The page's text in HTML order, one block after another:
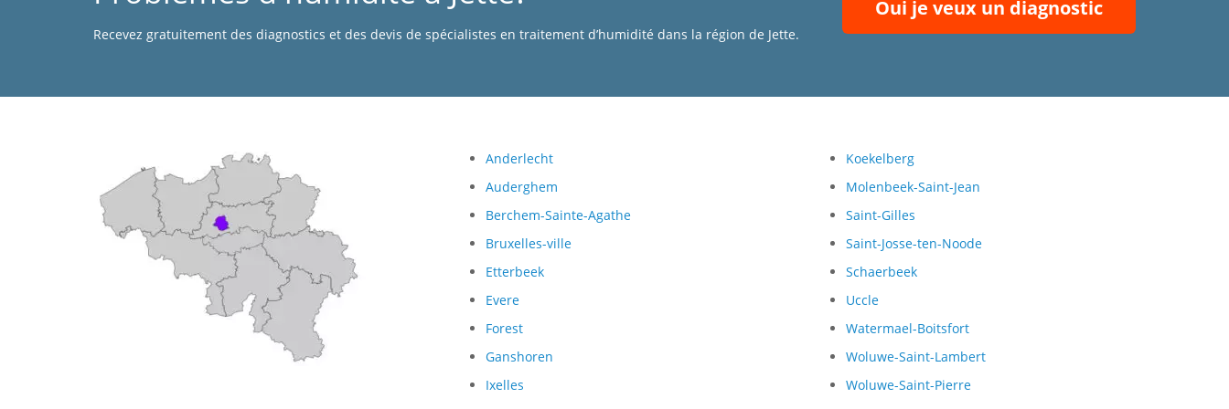
Recevez gratuitement des diagnostics et des devis de spécialistes en traitement d’humidité dans la région de Jette.
Oui je veux un diagnostic
Anderlecht
Auderghem
Berchem-Sainte-Agathe
Bruxelles-ville
Etterbeek
Evere
Forest
Ganshoren
Ixelles
Koekelberg
Molenbeek-Saint-Jean
Saint-Gilles
Saint-Josse-ten-Noode
Schaerbeek
Uccle
Watermael-Boitsfort
Woluwe-Saint-Lambert
Woluwe-Saint-Pierre